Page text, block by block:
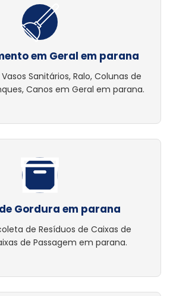
em Geral em parana
Sanitários, Ralo, Colunas de
Canos em Geral em parana.
Gordura em parana
de Resíduos de Caixas de
de Passagem em parana.